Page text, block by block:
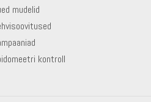
mudelid
kontroll